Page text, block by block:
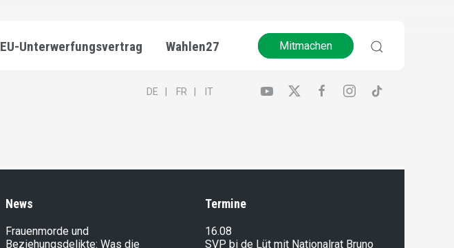
EU-Unterwerfungsvertrag Wahlen27 Mitmachen
DE FR IT
News
Frauenmorde und
Beziehungsdelikte: Was die
Termine
16.08
SVP bi de Lüt mit Nationalrat Bruno